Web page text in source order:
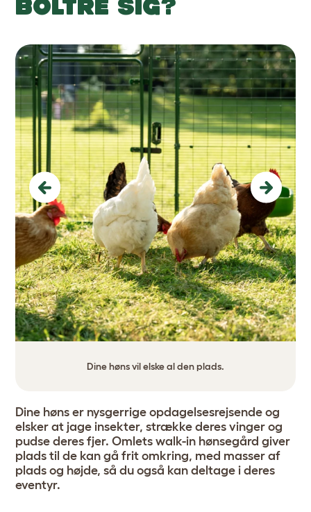
BOLTRE SIG?
Dine høns vil elske al den plads.
Previous Next
Dine høns er nysgerrige opdagelsesrejsende og
elsker at jage insekter, strække deres vinger og
pudse deres fjer. Omlets walk-in hønsegård giver
plads til de kan gå frit omkring, med masser af
plads og højde, så du også kan deltage i deres
eventyr.